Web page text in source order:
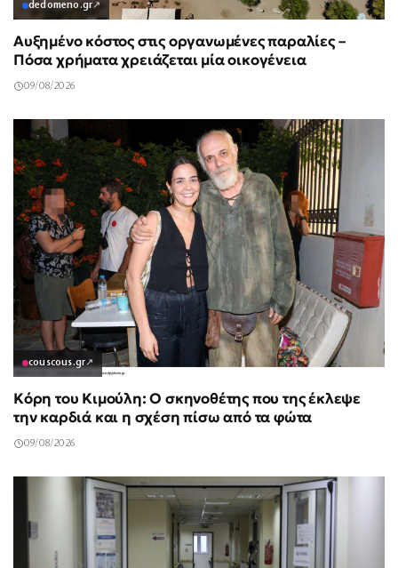
dedomeno.gr↗
Αυξημένο κόστος στις οργανωμένες παραλίες –
Πόσα χρήματα χρειάζεται μία οικογένεια
09/08/2026
couscous.gr↗
Κόρη του Κιμούλη: Ο σκηνοθέτης που της έκλεψε
την καρδιά και η σχέση πίσω από τα φώτα
09/08/2026